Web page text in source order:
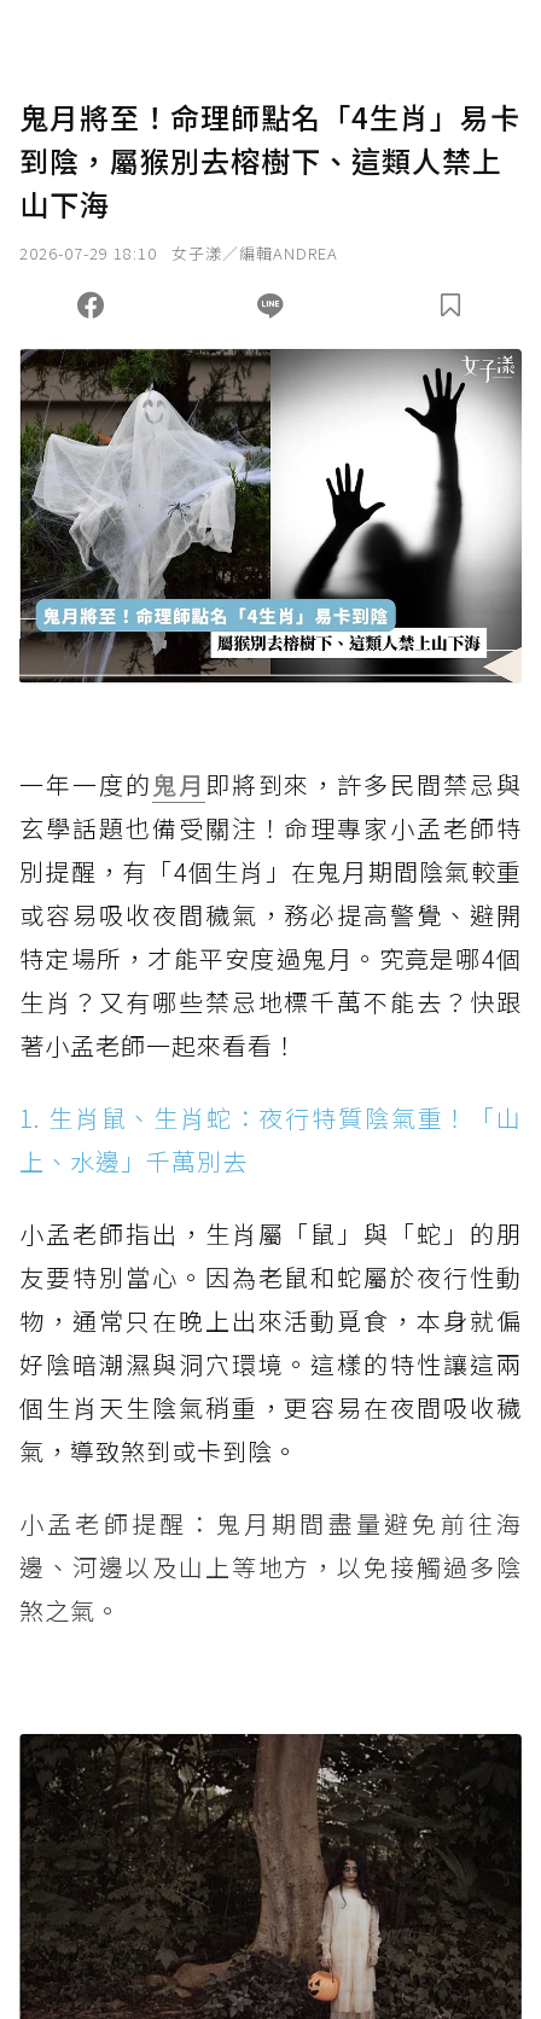
鬼月將至！命理師點名「4生肖」易卡
到陰，屬猴別去榕樹下、這類人禁上
山下海
2026-07-29 18:10 女子漾／編輯ANDREA
一年一度的鬼月 即將到來，許多民間禁忌與
玄學話題也備受關注！命理專家小孟老師特
別提醒，有「4個生肖」在鬼月期間陰氣較重
或容易吸收夜間穢氣，務必提高警覺、避開
特定場所，才能平安度過鬼月。究竟是哪4個
生肖？又有哪些禁忌地標千萬不能去？快跟
著小孟老師一起來看看！
1. 生肖鼠、生肖蛇：夜行特質陰氣重！「山
上、水邊」千萬別去
小孟老師指出，生肖屬「鼠」與「蛇」的朋
友要特別當心。因為老鼠和蛇屬於夜行性動
物，通常只在晚上出來活動覓食，本身就偏
好陰暗潮濕與洞穴環境。這樣的特性讓這兩
個生肖天生陰氣稍重，更容易在夜間吸收穢
氣，導致煞到或卡到陰。
小孟老師提醒：鬼月期間盡量避免前往海
邊、河邊以及山上等地方，以免接觸過多陰
煞之氣。